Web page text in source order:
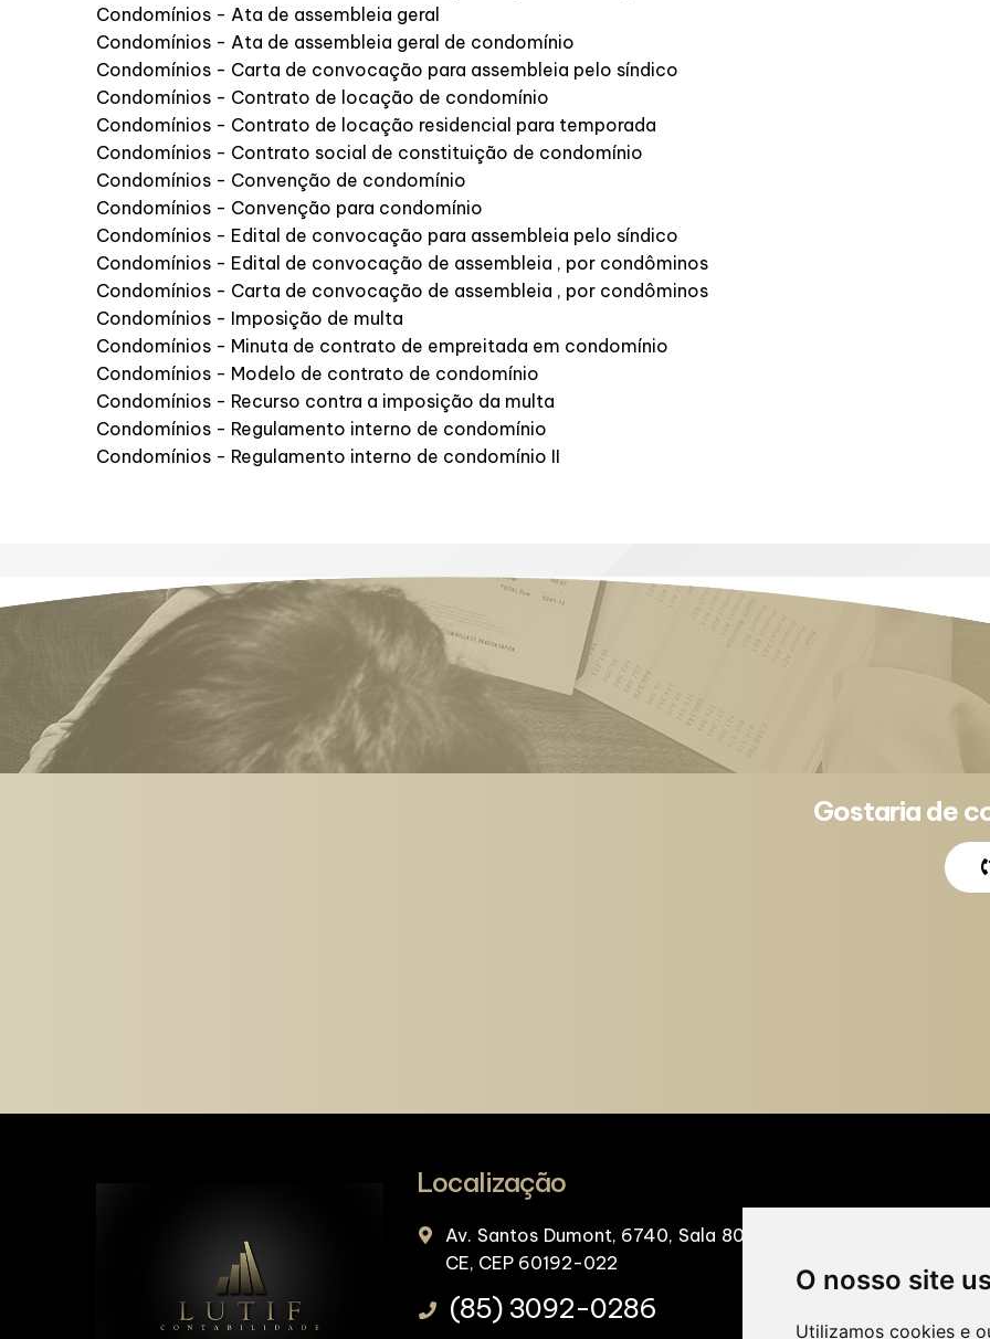
O nosso site
Utilizamos cookies e
Condomínios - Ata de assembleia geral
Condomínios - Ata de assembleia geral de condomínio
Condomínios - Carta de convocação para assembleia pelo síndico
Condomínios - Contrato de locação de condomínio
Condomínios - Contrato de locação residencial para temporada
Condomínios - Contrato social de constituição de condomínio
Condomínios - Convenção de condomínio
Condomínios - Convenção para condomínio
Condomínios - Edital de convocação para assembleia pelo síndico
Condomínios - Edital de convocação de assembleia , por condôminos
Condomínios - Carta de convocação de assembleia , por condôminos
Condomínios - Imposição de multa
Condomínios - Minuta de contrato de empreitada em condomínio
Condomínios - Modelo de contrato de condomínio
Condomínios - Recurso contra a imposição da multa
Condomínios - Regulamento interno de condomínio
Condomínios - Regulamento interno de condomínio II
Gostaria de
Localização
Av. Santos Dumont, 6740, Sala 808, Merit Offices & Mall,
CE, CEP 60192-022
(85) 3092-0286